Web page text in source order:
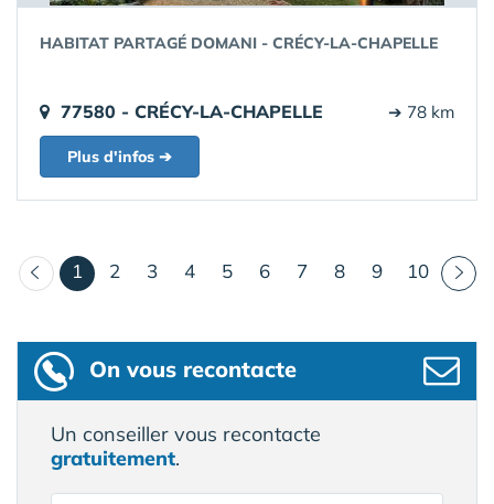
HABITAT PARTAGÉ DOMANI - CRÉCY-LA-CHAPELLE
77580 - CRÉCY-LA-CHAPELLE ➔ 78 km
Plus d'infos ➔
1(courant)
2 3 4 5 6 7 8 9 10
On vous recontacte
Un conseiller vous recontacte
gratuitement.